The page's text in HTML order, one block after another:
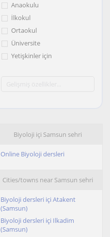
Anaokulu
İlkokul
Ortaokul
Üniversite
Yetişkinler için
Biyoloji içi Samsun sehri
Online Biyoloji dersleri
Cities/towns near Samsun sehri
Biyoloji dersleri içi Atakent
(Samsun)
Biyoloji dersleri içi Ilkadim
(Samsun)